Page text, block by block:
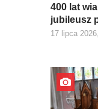
400 lat
jubileusz
17 lipca